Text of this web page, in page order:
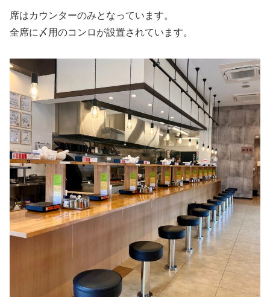
席はカウンターのみとなっています。
全席に〆用のコンロが設置されています。